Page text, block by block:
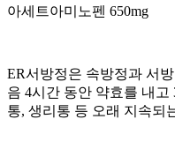
아세트아미노펜 650mg
ER서방정은 속방정과 서
음 4시간 동안 약효를 내고
통, 생리통 등 오래 지속되